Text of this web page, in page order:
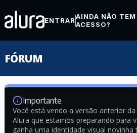
ENTRARAINDA NÃO TEM
ACESSO?
FÓRUM
Importante
Você está vendo a versão anterior
Alura que estamos preparando para
ganha uma identidade visual